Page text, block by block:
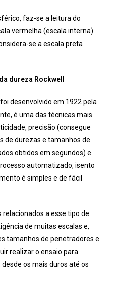
faz-se a leitura do
vermelha (escala interna).
se a escala preta
dureza Rockwell
desenvolvido em 1922 pela
é uma das técnicas mais
precisão (consegue
de durezas e tamanhos de
obtidos em segundos) e
automatizado, isento
é simples e de fácil
a esse tipo de
de muitas escalas e,
tamanhos de penetradores e
realizar o ensaio para
os mais duros até os